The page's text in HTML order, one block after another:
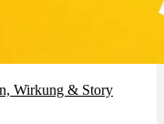
Wirkung & Story